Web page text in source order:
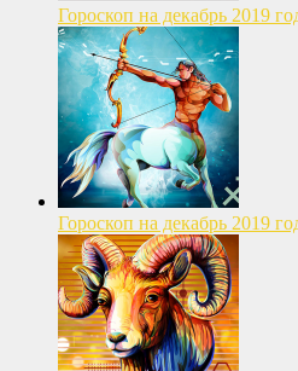
Гороскоп на декабрь 2019
Гороскоп на декабрь 2019